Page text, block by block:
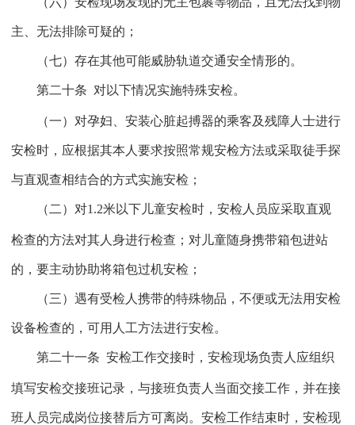
主、无法排除可疑的；
（七）存在其他可能威胁轨道交通安全情形的。
第二十条 对以下情况实施特殊安检。
（一）对孕妇、安装心脏起搏器的乘客及残障人士进行
安检时，应根据其本人要求按照常规安检方法或采取徒手探
与直观查相结合的方式实施安检；
（二）对1.2米以下儿童安检时，安检人员应采取直观
检查的方法对其人身进行检查；对儿童随身携带箱包进站
的，要主动协助将箱包过机安检；
（三）遇有受检人携带的特殊物品，不便或无法用安检
设备检查的，可用人工方法进行安检。
第二十一条 安检工作交接时，安检现场负责人应组织
填写安检交接班记录，与接班负责人当面交接工作，并在接
班人员完成岗位接替后方可离岗。安检工作结束时，安检现